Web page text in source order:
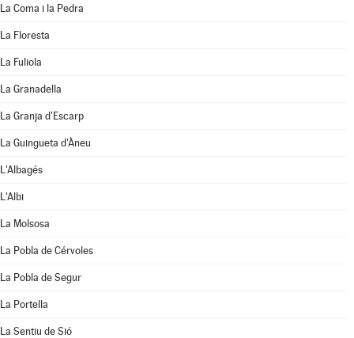
La Coma i la Pedra
La Floresta
La Fuliola
La Granadella
La Granja d'Escarp
La Guingueta d'Àneu
L'Albagés
L'Albi
La Molsosa
La Pobla de Cérvoles
La Pobla de Segur
La Portella
La Sentiu de Sió